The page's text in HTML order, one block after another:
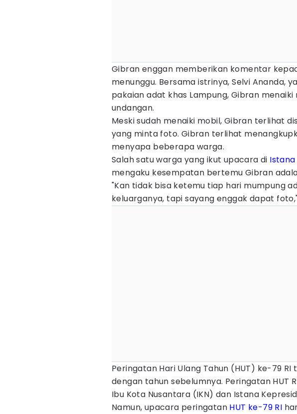
Gibran enggan memberikan komentar
menunggu. Bersama istrinya, Selvi Ananda,
pakaian adat khas Lampung, Gibran menaiki
undangan.
Meski sudah menaiki mobil, Gibran terlihat
yang minta foto. Gibran terlihat
menyapa beberapa warga.
Salah satu warga yang ikut upacara di
mengaku kesempatan bertemu Gibran
"Kan tidak bisa ketemu tiap hari mumpung
keluarganya, tapi sayang enggak dapat
Peringatan Hari Ulang Tahun (HUT) ke-79
dengan tahun sebelumnya. Peringatan HUT
Ibu Kota Nusantara (IKN) dan Istana
Namun, upacara peringatan HUT ke-79 RI